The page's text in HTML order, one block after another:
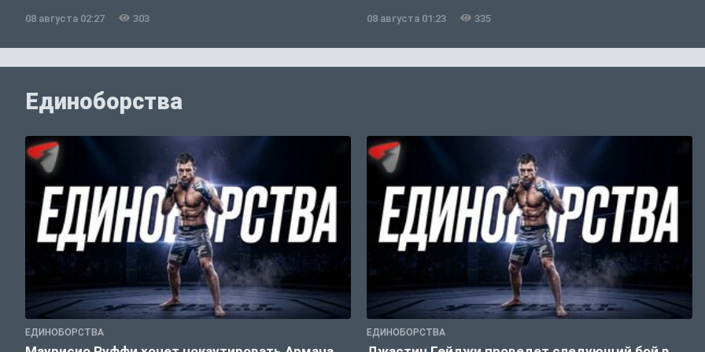
08 августа 02:27 303 08 августа 01:23 335
Единоборства
ЕДИНОБОРСТВА ЕДИНОБОРСТВА